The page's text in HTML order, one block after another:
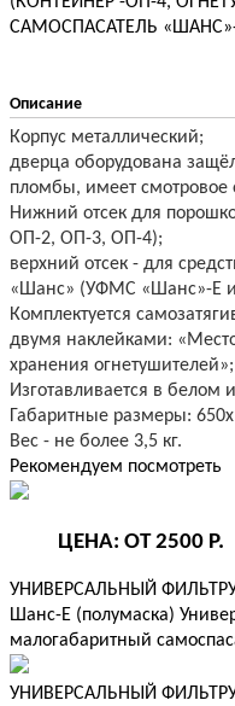
Описание
Корпус металлический;
дверца оборудована
пломбы, имеет смотровое
Нижний отсек для
ОП-2, ОП-3, ОП-4);
верхний отсек - для
«Шанс» (УФМС «Шанс»-Е
Комплектуется
двумя наклейками:
хранения огнетушителей»;
Изготавливается в белом
Габаритные размеры:
Вес - не более 3,5 кг.
Рекомендуем посмотреть
ЦЕНА: ОТ 2500 Р.
УНИВЕРСАЛЬНЫЙ
Шанс-Е (полумаска)
малогабаритный
УНИВЕРСАЛЬНЫЙ